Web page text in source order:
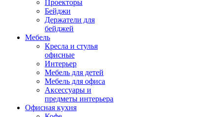
Проекторы
Бейджи
Держатели для
бейджей
Мебель
Кресла и стулья
офисные
Интерьер
Мебель для детей
Мебель для офиса
Аксессуары и
предметы интерьера
Офисная кухня